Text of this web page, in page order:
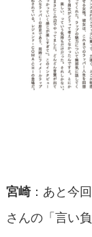
宮崎：あと今
さんの「言い